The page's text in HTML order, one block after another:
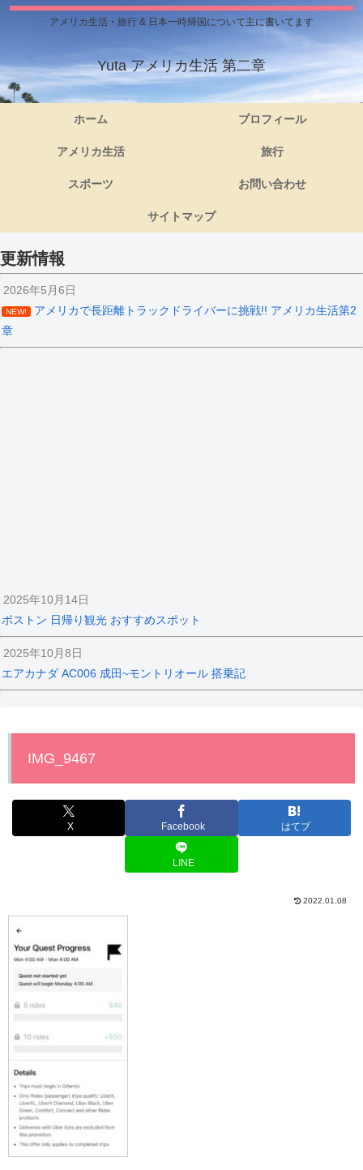
アメリカ生活・旅行 & 日本一時帰国について主に書いてます
Yuta アメリカ生活 第二章
ホーム プロフィール
アメリカ生活 旅行
スポーツ お問い合わせ
サイトマップ
更新情報
2026年5月6日
NEW!
アメリカで長距離トラックドライバーに挑戦!! アメリカ生活第2
章
2025年10月14日
ボストン 日帰り観光 おすすめスポット
2025年10月8日
エアカナダ AC006 成田~モントリオール 搭乗記
IMG_9467
X Facebook はてブ
LINE
2022.01.08